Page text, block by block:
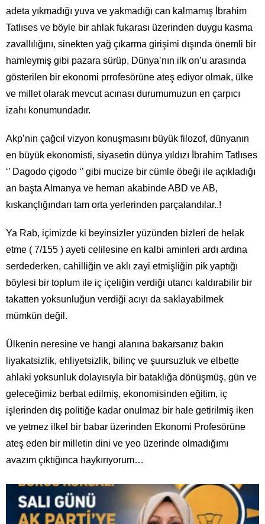
adeta yıkmadığı yuva ve yakmadığı can kalmamış İbrahim
Tatlıses ve böyle bir ahlak fukarası üzerinden duygu kasma
zavallılığını, sinekten yağ çıkarma girişimi dışında önemli bir
hamleymiş gibi pazara sürüp, Dünya’nın ilk on’u arasında
gösterilen bir ekonomi prrofesörüne ateş ediyor olmak, ülke
ve millet olarak mevcut acınası durumumuzun en çarpıcı
izahı konumundadır.
Akp’nin çağcıl vizyon konuşmasını büyük filozof, dünyanın
en büyük ekonomisti, siyasetin dünya yıldızı İbrahim Tatlıses
‘’ Dagodo çigodo ‘’ gibi mucize bir cümle öbeği ile açıkladığı
an başta Almanya ve heman akabinde ABD ve AB,
kıskançlığından tam orta yerlerinden parçalandılar..!
Ya Rab, içimizde ki beyinsizler yüzünden bizleri de helak
etme ( 7/155 ) ayeti celilesine en kalbi aminleri ardı ardına
serdederken, cahilliğin ve aklı zayi etmişliğin pik yaptığı
böylesi bir toplum ile iç içeliğin verdiği utancı kaldırabilir bir
takatten yoksunluğun verdiği acıyı da saklayabilmek
mümkün değil.
Ülkenin neresine ve hangi alanına bakarsanız bakın
liyakatsizlik, ehliyetsizlik, bilinç ve şuursuzluk ve elbette
ahlaki yoksunluk dolayısıyla bir bataklığa dönüşmüş, gün ve
geleceğimiz berbat edilmiş, ekonomisinden eğitim, iç
işlerinden dış politiğe kadar onulmaz bir hale getirilmiş iken
ve yetmez ilkel bir babar üzerinden Ekonomi Profesörüne
ateş eden bir milletin dini ve yeo üzerinde olmadığımı
avazım çıktığınca haykırıyorum…